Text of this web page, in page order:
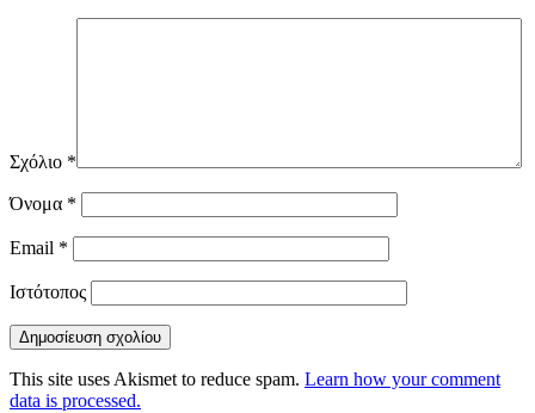
Σχόλιο *
Όνομα *
Email *
Ιστότοπος
This site uses Akismet to reduce spam. Learn how your comment
data is processed.